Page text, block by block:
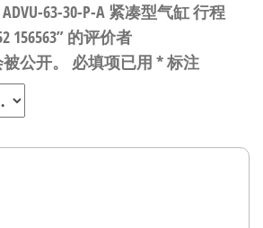
ADVU-63-30-P-A 紧凑型气缸 行程
156563” 的评价者
公开。
必填项已用 *标注